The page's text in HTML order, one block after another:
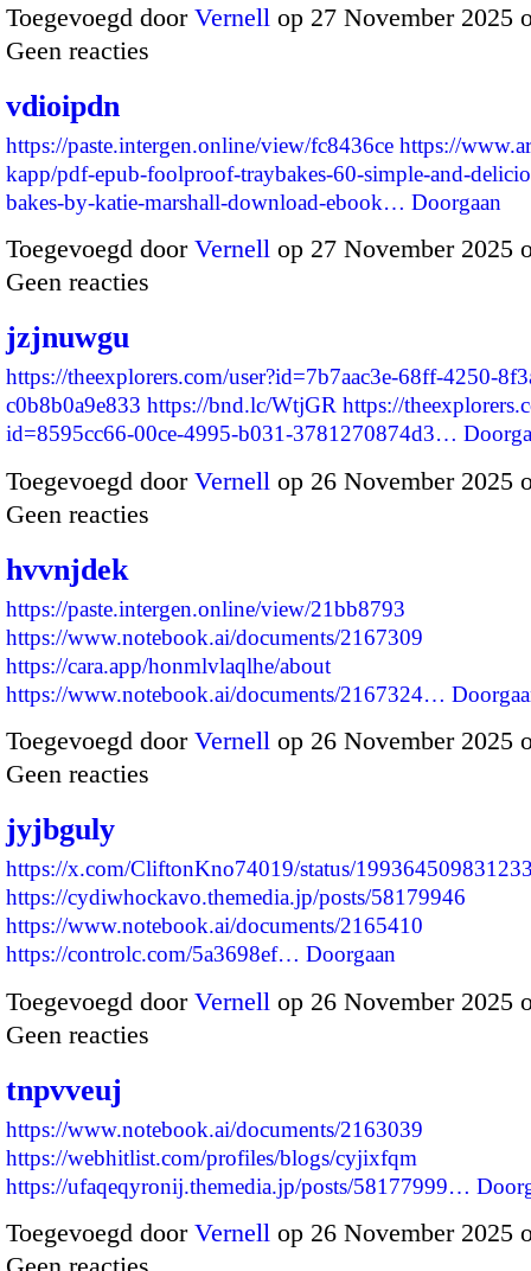
Toegevoegd door Vernell op 27 November 2025
Geen reacties
vdioipdn
https://paste.intergen.online/view/fc8436ce https://
kapp/pdf-epub-foolproof-traybakes-60-simple-and-
bakes-by-katie-marshall-download-ebook… Doorgaan
Toegevoegd door Vernell op 27 November 2025
Geen reacties
jzjnuwgu
https://theexplorers.com/user?id=7b7aac3e-68ff-4250-
c0b8b0a9e833 https://bnd.lc/WtjGR https://
id=8595cc66-00ce-4995-b031-3781270874d3…
Toegevoegd door Vernell op 26 November 2025
Geen reacties
hvvnjdek
https://paste.intergen.online/view/21bb8793
https://www.notebook.ai/documents/2167309
https://cara.app/honmlvlaqlhe/about
https://www.notebook.ai/documents/2167324…
Toegevoegd door Vernell op 26 November 2025
Geen reacties
jyjbguly
https://x.com/CliftonKno74019/status/
https://cydiwhockavo.themedia.jp/posts/58179946
https://www.notebook.ai/documents/2165410
https://controlc.com/5a3698ef… Doorgaan
Toegevoegd door Vernell op 26 November 2025
Geen reacties
tnpvveuj
https://www.notebook.ai/documents/2163039
https://webhitlist.com/profiles/blogs/cyjixfqm
https://ufaqeqyronij.themedia.jp/posts/58177999…
Toegevoegd door Vernell op 26 November 2025